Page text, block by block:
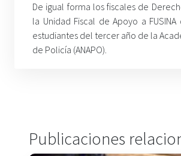
De igual forma los fiscales de
la Unidad Fiscal de Apoyo a
estudiantes del tercer año de la
de Policía (ANAPO).
Publicaciones